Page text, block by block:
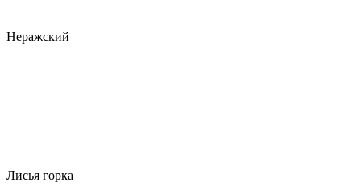
Неражский
Лисья горка